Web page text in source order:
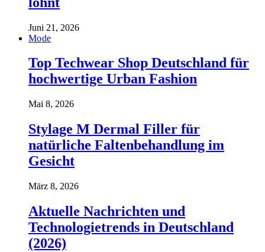
Juni 21, 2026
Mode
Top Techwear Shop Deutschland für
hochwertige Urban Fashion
Mai 8, 2026
Stylage M Dermal Filler für
natürliche Faltenbehandlung im
Gesicht
März 8, 2026
Aktuelle Nachrichten und
Technologietrends in Deutschland
(2026)